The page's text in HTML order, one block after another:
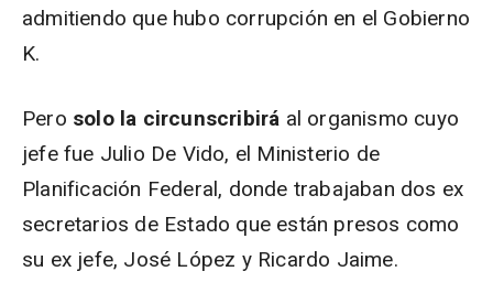
admitiendo que hubo corrupción en el Gobierno
K.
Pero solo la circunscribirá al organismo cuyo
jefe fue Julio De Vido, el Ministerio de
Planificación Federal, donde trabajaban dos ex
secretarios de Estado que están presos como
su ex jefe, José López y Ricardo Jaime.